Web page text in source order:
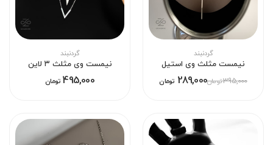
گردنبند
نیمست مثلث وی استیل
289,000 تومان 395,000 تومان
گردنبند
نیمست وی مثلث ۳ لاین
495,000 تومان